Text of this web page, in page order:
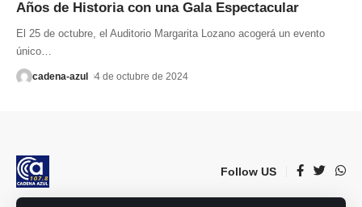
Años de Historia con una Gala Espectacular
El 25 de octubre, el Auditorio Margarita Lozano acogerá un evento
único
cadena-azul 4 de octubre de 2024
Follow US